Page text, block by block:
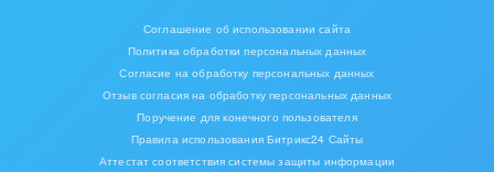
Соглашение об использовании сайта
Политика обработки персональных данных
Согласие на обработку персональных данных
Отзыв согласия на обработку персональных данных
Поручение для конечного пользователя
Правила использования Битрикс24 Сайты
Аттестат соответствия системы защиты информации